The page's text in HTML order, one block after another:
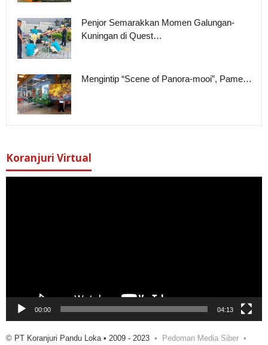
Penjor Semarakkan Momen Galungan-
Kuningan di Quest…
Mengintip “Scene of Panora-mooi”, Pame…
Koranjuri Virtual
00:00 04:13
© PT Koranjuri Pandu Loka • 2009 - 2023
Pedoman Media Siber